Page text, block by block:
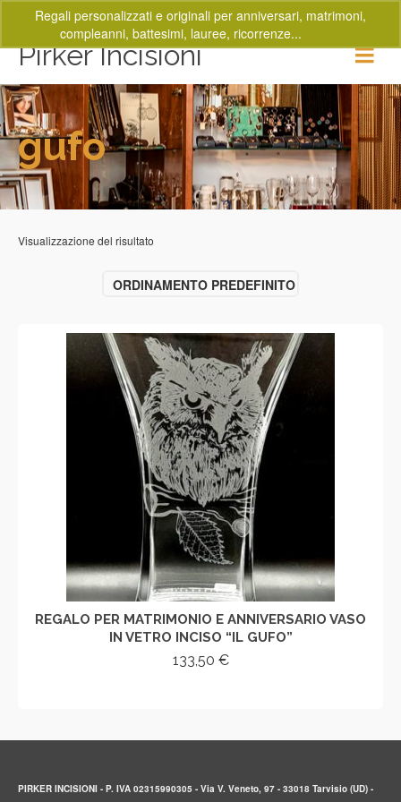
Regali personalizzati e originali per anniversari, matrimoni,
compleanni, battesimi, lauree, ricorrenze...
Pirker Incisioni
gufo
Visualizzazione del risultato
ORDINAMENTO PREDEFINITO
REGALO PER MATRIMONIO E ANNIVERSARIO VASO
IN VETRO INCISO “IL GUFO”
133,50 €
PIRKER INCISIONI - P. IVA 02315990305 - Via V. Veneto, 97 - 33018 Tarvisio (UD) -